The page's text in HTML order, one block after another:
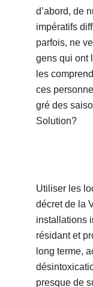
d’abord, de
impératifs
parfois, ne
gens qui ont
les
ces
gré des
Solution?
Utiliser les
décret de la
installations
résidant et
long terme,
presque de